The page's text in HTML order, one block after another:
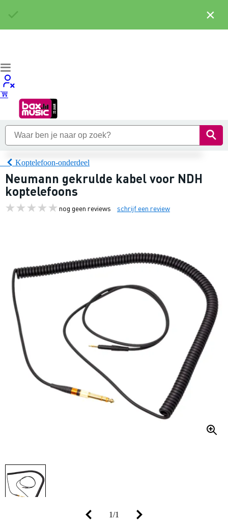
Koptelefoon-onderdeel
Neumann gekrulde kabel voor NDH
koptelefoons
nog geen reviews schrijf een review
1/1
×